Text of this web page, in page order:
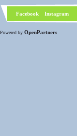
Facebook Instagram
Powered by OpenPartners